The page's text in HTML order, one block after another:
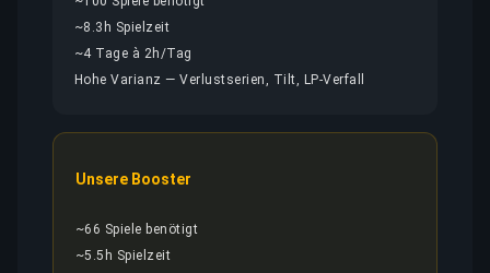
~8.3h Spielzeit
~4 Tage à 2h/Tag
Hohe Varianz — Verlustserien, Tilt, LP-Verfall
Unsere Booster
~66 Spiele benötigt
~5.5h Spielzeit